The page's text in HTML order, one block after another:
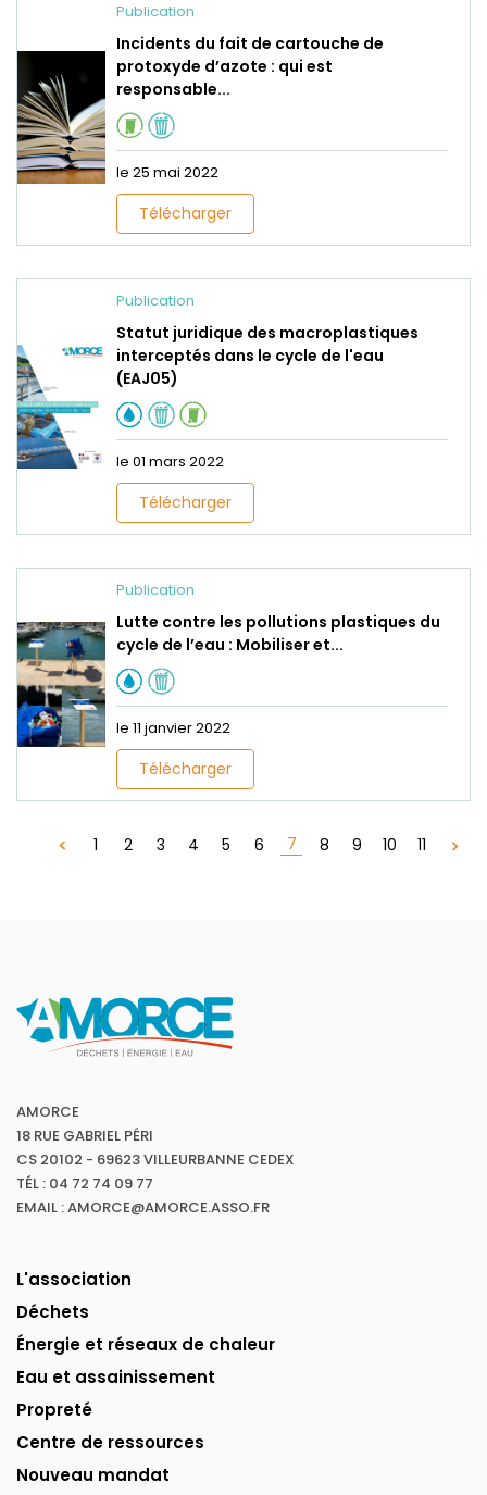
Publication
Incidents du fait de cartouche de
protoxyde d’azote : qui est
responsable...
le 25 mai 2022
Télécharger
Publication
Statut juridique des macroplastiques
interceptés dans le cycle de l'eau
(EAJ05)
le 01 mars 2022
Télécharger
Publication
Lutte contre les pollutions plastiques du
cycle de l’eau : Mobiliser et...
le 11 janvier 2022
Télécharger
1 2 3 4 5 6 7 8 9 10 11
AMORCE
18 RUE GABRIEL PÉRI
CS 20102 - 69623 VILLEURBANNE CEDEX
TÉL : 04 72 74 09 77
EMAIL : AMORCE@AMORCE.ASSO.FR
L'association
Déchets
Énergie et réseaux de chaleur
Eau et assainissement
Propreté
Centre de ressources
Nouveau mandat